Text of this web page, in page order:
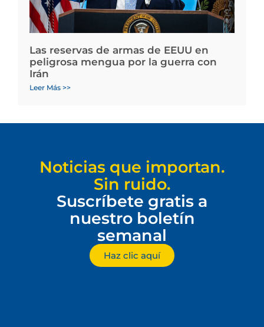
Las reservas de armas de EEUU en
peligrosa mengua por la guerra con
Irán
Leer Más >>
Noticias que importan.
Sin ruido.
Suscríbete gratis a
nuestro boletín
semanal
Haz clic aquí